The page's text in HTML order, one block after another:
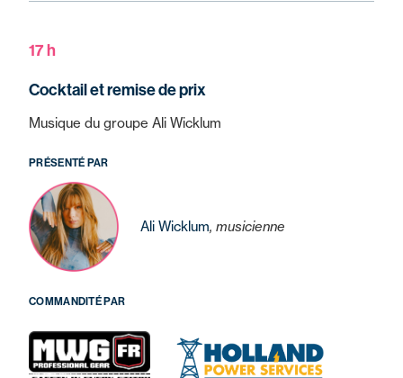
17 h
Cocktail et remise de prix
Musique du groupe Ali Wicklum
PRÉSENTÉ PAR
Ali Wicklum, musicienne
COMMANDITÉ PAR